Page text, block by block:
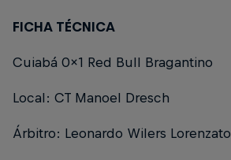
FICHA TÉCNICA
Cuiabá 0x1 Red Bull Bragantino
Local: CT Manoel Dresch
Árbitro: Leonardo Wilers Lorenzato